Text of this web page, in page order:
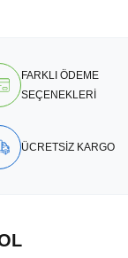
FARKLI ÖDEME
SEÇENEKLERİ
ÜCRETSİZ KARGO